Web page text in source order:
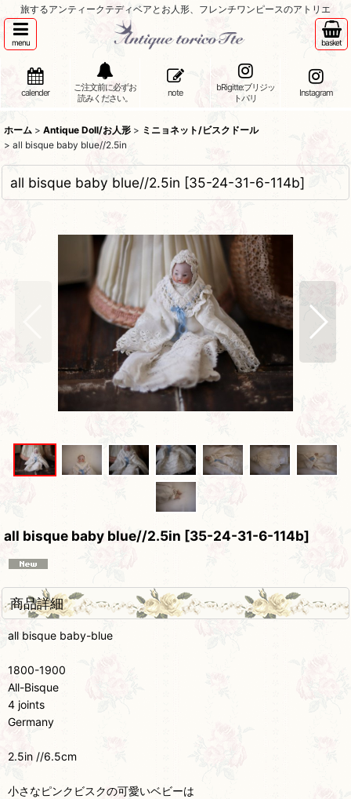
旅するアンティークテディベアとお人形、フレンチワンピースのアトリエ
menu basket
calender
ご注文前に必ずお
読みください。
note
bRigitte:ブリジッ
トパリ
Instagram
ホーム > Antique Doll/お人形 > ミニョネット/ビスクドール
> all bisque baby blue//2.5in
all bisque baby blue//2.5in [35-24-31-6-114b]
all bisque baby blue//2.5in [35-24-31-6-114b]
商品詳細
all bisque baby-blue
1800-1900
All-Bisque
4 joints
Germany
2.5in //6.5cm
小さなピンクビスクの可愛いベビーは